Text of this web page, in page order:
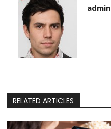
admin
RELATED ARTICLES